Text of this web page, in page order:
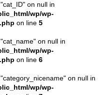
on null in
wp/wp-
on line 5
on null in
wp/wp-
on line 6
on null in
wp/wp-